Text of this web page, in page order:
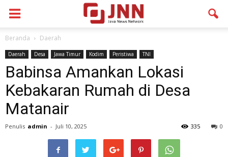
Beranda Daerah
Daerah Desa Jawa Timur Kodim Peristiwa TNI
Babinsa Amankan Lokasi
Kebakaran Rumah di Desa
Matanair
Penulis admin - Juli 10, 2025 0
335